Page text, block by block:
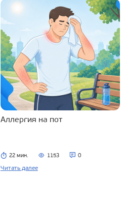
Аллергия на пот
22 мин. 1153 0
Читать далее